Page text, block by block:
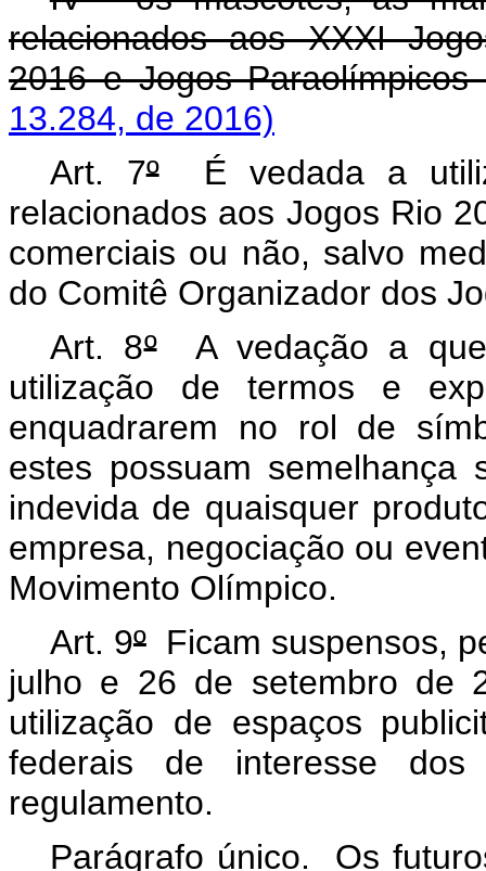
relacionados aos XXXI
2016 e Jogos
13.284, de 2016)
Art. 7ºÉ vedada a
relacionados aos Jogos Rio
comerciais ou não, salvo
do Comitê Organizador dos
Art. 8ºA vedação a
utilização de termos e
enquadrarem no rol de
estes possuam semelhança
indevida de quaisquer
empresa, negociação ou
Movimento Olímpico.
Art. 9ºFicam suspensos,
julho e 26 de setembro de
utilização de espaços
federais de interesse
regulamento.
Parágrafo único. Os